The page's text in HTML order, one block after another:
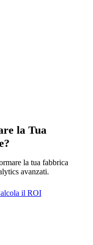
la Tua
la tua fabbrica
avanzati.
il ROI